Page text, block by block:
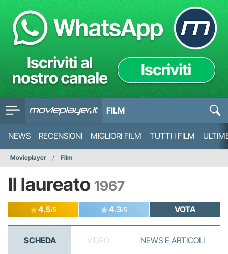
FILM
NEWS RECENSIONI MIGLIORI FILM TUTTI I FILM
Movieplayer Film
Il laureato 1967
4.5/5 4.3/5 VOTA
SCHEDA VIDEO NEWS E ARTICOLI